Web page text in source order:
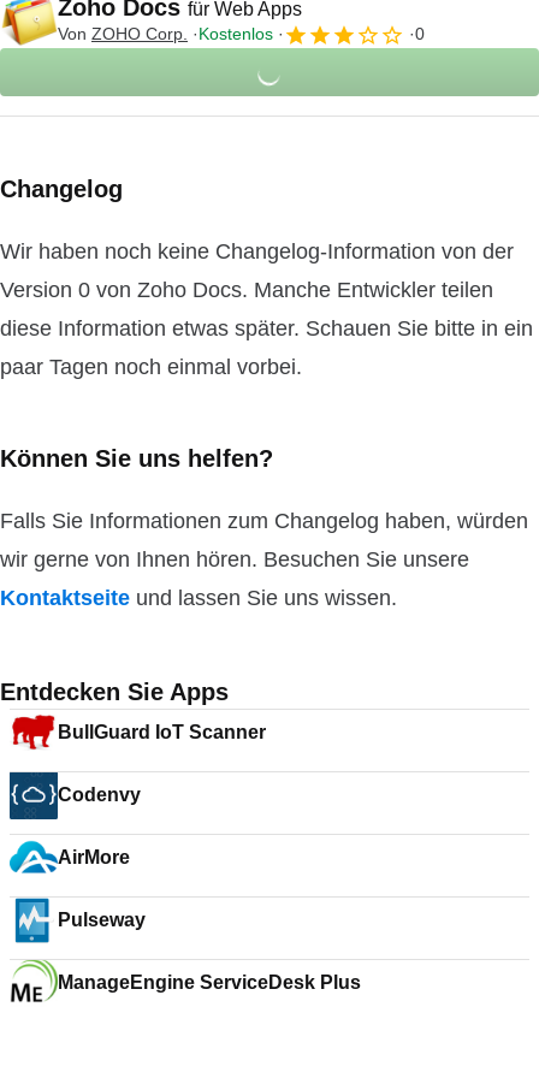
Zoho Docs für Web Apps
Von ZOHO Corp. Kostenlos 0
Changelog
Wir haben noch keine Changelog-Information von der
Version 0 von Zoho Docs. Manche Entwickler teilen
diese Information etwas später. Schauen Sie bitte in ein
paar Tagen noch einmal vorbei.
Können Sie uns helfen?
Falls Sie Informationen zum Changelog haben, würden
wir gerne von Ihnen hören. Besuchen Sie unsere
Kontaktseite und lassen Sie uns wissen.
Entdecken Sie Apps
BullGuard IoT Scanner
Codenvy
AirMore
Pulseway
ManageEngine ServiceDesk Plus